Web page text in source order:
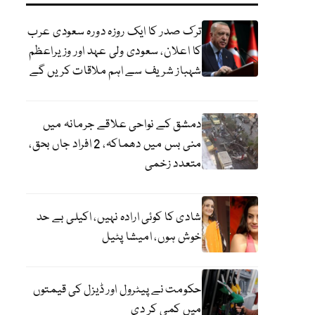
ترک صدر کا ایک روزہ دورہ سعودی عرب
کا اعلان، سعودی ولی عہد اور وزیراعظم
شہباز شریف سے اہم ملاقات کریں گے
دمشق کے نواحی علاقے جرمانہ میں
منی بس میں دھماکہ، 2 افراد جاں بحق،
متعدد زخمی
شادی کا کوئی ارادہ نہیں، اکیلی بے حد
خوش ہوں، امیشا پٹیل
حکومت نے پیٹرول اور ڈیزل کی قیمتوں
میں کمی کر دی